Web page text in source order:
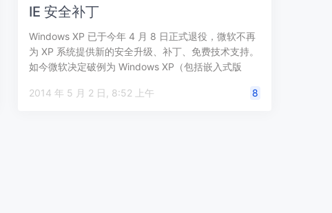
IE 安全补丁
Windows XP 已于今年 4 月 8 日正式退役，微软不再
为 XP 系统提供新的安全升级、补丁、免费技术支持。
如今微软决定破例为 Windows XP（包括嵌入式版
2014 年 5 月 2 日, 8:52 上午
8